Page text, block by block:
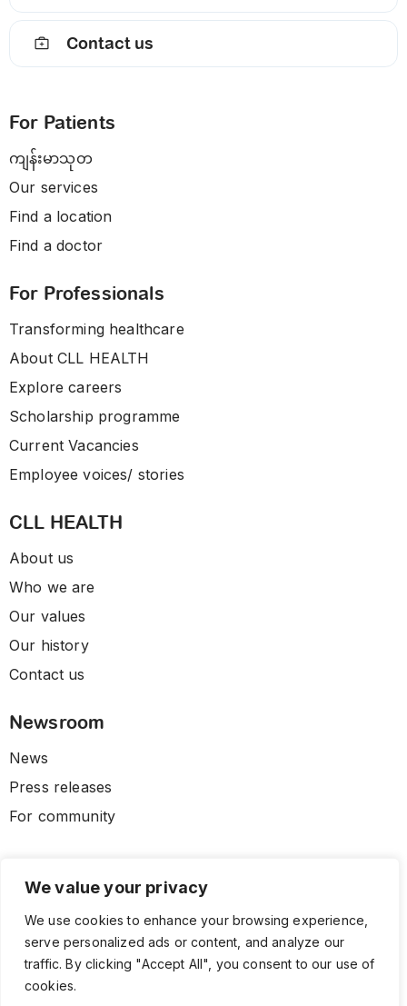
We value your privacy
We use cookies to enhance your browsing experience,
serve personalized ads or content, and analyze our
traffic. By clicking "Accept All", you consent to our use of
cookies.
Contact us
For Patients
ကျန်းမာသုတ
Our services
Find a location
Find a doctor
For Professionals
Transforming healthcare
About CLL HEALTH
Explore careers
Scholarship programme
Current Vacancies
Employee voices/ stories
CLL HEALTH
About us
Who we are
Our values
Our history
Contact us
Newsroom
News
Press releases
For community
© 2026 CLL HEALTH. All Rights Reserved.